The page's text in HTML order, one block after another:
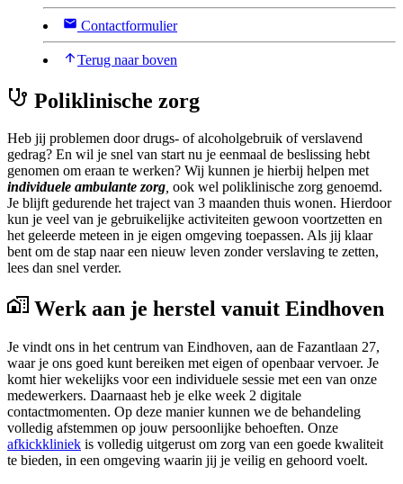
Contactformulier
Terug naar boven
Poliklinische zorg
Heb jij problemen door drugs- of alcoholgebruik of verslavend
gedrag? En wil je snel van start nu je eenmaal de beslissing hebt
genomen om eraan te werken? Wij kunnen je hierbij helpen met
individuele ambulante zorg, ook wel poliklinische zorg genoemd.
Je blijft gedurende het traject van 3 maanden thuis wonen. Hierdoor
kun je veel van je gebruikelijke activiteiten gewoon voortzetten en
het geleerde meteen in je eigen omgeving toepassen. Als jij klaar
bent om de stap naar een nieuw leven zonder verslaving te zetten,
lees dan snel verder.
Werk aan je herstel vanuit Eindhoven
Je vindt ons in het centrum van Eindhoven, aan de Fazantlaan 27,
waar je ons goed kunt bereiken met eigen of openbaar vervoer. Je
komt hier wekelijks voor een individuele sessie met een van onze
medewerkers. Daarnaast heb je elke week 2 digitale
contactmomenten. Op deze manier kunnen we de behandeling
volledig afstemmen op jouw persoonlijke behoeften. Onze
afkickkliniek is volledig uitgerust om zorg van een goede kwaliteit
te bieden, in een omgeving waarin jij je veilig en gehoord voelt.